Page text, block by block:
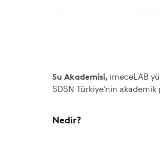
Su Akademisi, imeceLAB
SDSN Türkiye’nin
Nedir?